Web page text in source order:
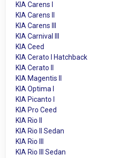
KIA Carens I
KIA Carens II
KIA Carens III
KIA Carnival III
KIA Ceed
KIA Cerato I Hatchback
KIA Cerato II
KIA Magentis II
KIA Optima I
KIA Picanto I
KIA Pro Ceed
KIA Rio II
KIA Rio II Sedan
KIA Rio III
KIA Rio III Sedan